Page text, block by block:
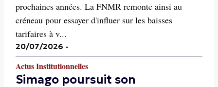
prochaines années. La FNMR remonte ainsi au
créneau pour essayer d'influer sur les baisses
tarifaires à v...
20/07/2026 -
Actus Institutionnelles
Simago poursuit son